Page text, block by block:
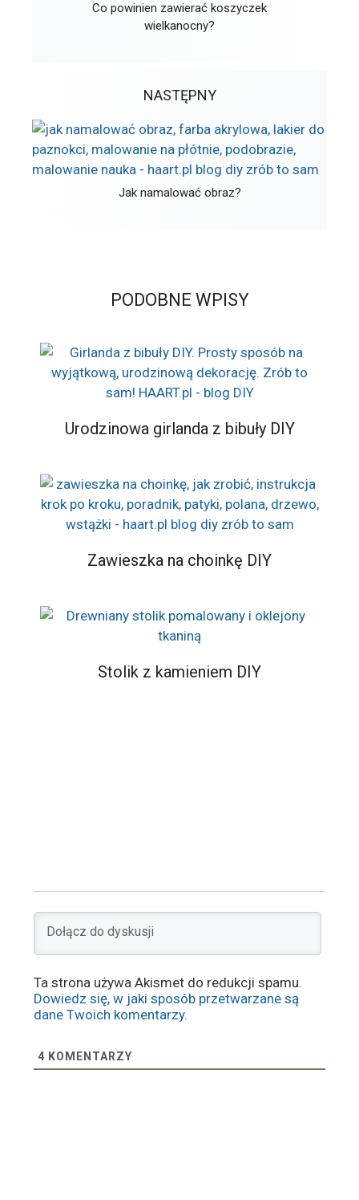
Co powinien zawierać koszyczek
wielkanocny?
NASTĘPNY
Jak namalować obraz?
PODOBNE WPISY
Urodzinowa girlanda z bibuły DIY
Zawieszka na choinkę DIY
Stolik z kamieniem DIY
Ta strona używa Akismet do redukcji spamu.
Dowiedz się, w jaki sposób przetwarzane są
dane Twoich komentarzy.
4 KOMENTARZY